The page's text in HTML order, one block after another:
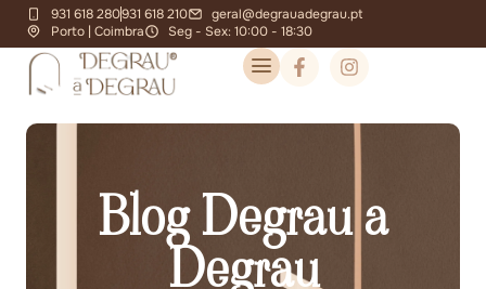
931 618 280931 618 210
geral@degrauadegrau.pt
Porto | Coimbra
Seg - Sex: 10:00 - 18:30
Blog Degrau a
Degrau